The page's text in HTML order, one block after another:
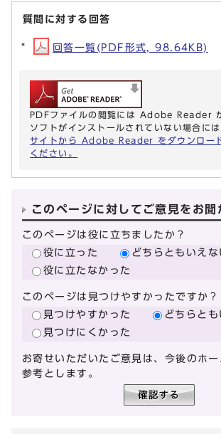
質問に対する回答
回答一覧(PDF形式, 98.64KB)
PDFファイルの閲覧には Adobe Reader
ソフトがインストールされていない場合には
サイトから Adobe Reader をダウンロー
ください。
このページに対してご意見をお聞
このページは役に立ちましたか？
役に立った
どちらともいえな
役に立たなかった
このページは見つけやすかったですか？
見つけやすかった
どちらとも
見つけにくかった
お寄せいただいたご意見は、今後のホ
参考とします。